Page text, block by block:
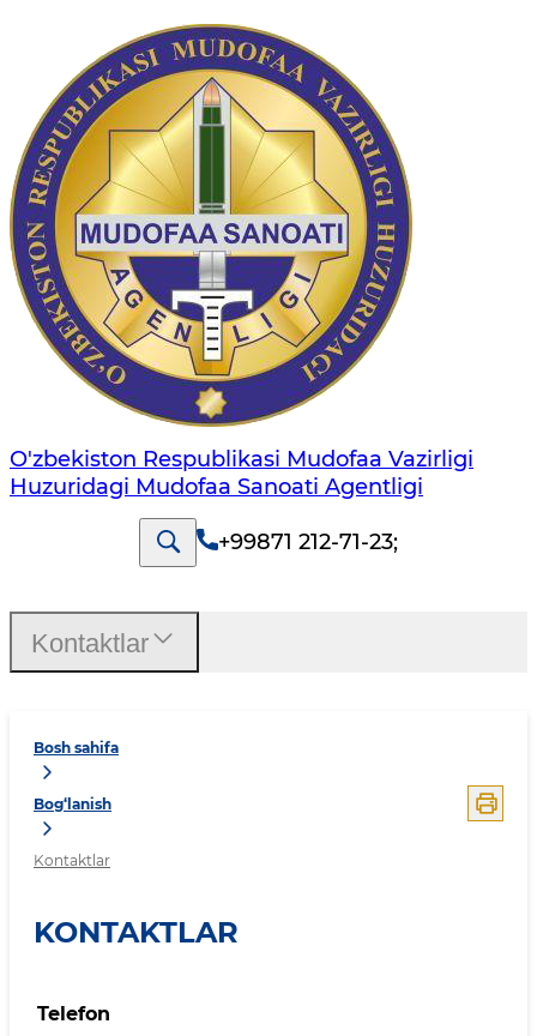
O'zbekiston Respublikasi Mudofaa Vazirligi
Huzuridagi Mudofaa Sanoati Agentligi
+99871 212-71-23;
Bosh sahifa
Bog‘lanish
Kontaktlar
KONTAKTLAR
Telefon
Kontaktlar